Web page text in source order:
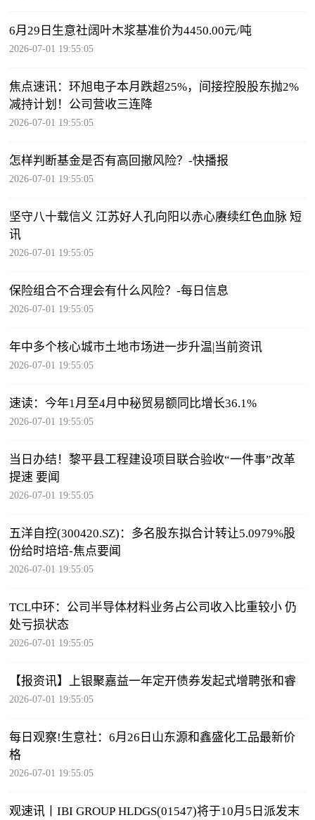
6月29日生意社阔叶木浆基准价为4450.00元/吨
2026-07-01 19:55:05
焦点速讯：环旭电子本月跌超25%，间接控股股东抛2%
减持计划！公司营收三连降
2026-07-01 19:55:05
怎样判断基金是否有高回撤风险？-快播报
2026-07-01 19:55:05
坚守八十载信义 江苏好人孔向阳以赤心赓续红色血脉 短
讯
2026-07-01 19:55:05
保险组合不合理会有什么风险？-每日信息
2026-07-01 19:55:05
年中多个核心城市土地市场进一步升温|当前资讯
2026-07-01 19:55:05
速读：今年1月至4月中秘贸易额同比增长36.1%
2026-07-01 19:55:05
当日办结！黎平县工程建设项目联合验收“一件事”改革
提速 要闻
2026-07-01 19:55:05
五洋自控(300420.SZ)：多名股东拟合计转让5.0979%股
份给时培培-焦点要闻
2026-07-01 19:55:05
TCL中环：公司半导体材料业务占公司收入比重较小 仍
处亏损状态
2026-07-01 19:55:05
【报资讯】上银聚嘉益一年定开债券发起式增聘张和睿
2026-07-01 19:55:05
每日观察!生意社：6月26日山东源和鑫盛化工品最新价
格
2026-07-01 19:55:05
观速讯丨IBI GROUP HLDGS(01547)将于10月5日派发末